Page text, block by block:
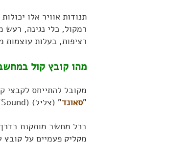
תנודות אוויר אלו
רמקול, כלי נגינה, רעש
רציפות, בעלות עוצמות
מהו קובץ קול
מקובל להתייחס לקבצי
"סאונד" (צליל) (Sound).
בכל מחשב מותקנת
מקליק פעמיים על